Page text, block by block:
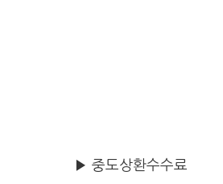
▶ 중도상환수수료